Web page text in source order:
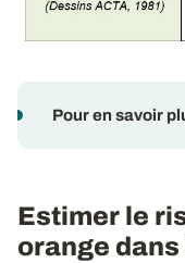
Pour en savoir
Estimer le
orange